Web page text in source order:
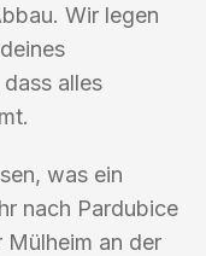
Wir legen
alles
was ein
nach Pardubice
Mülheim an der